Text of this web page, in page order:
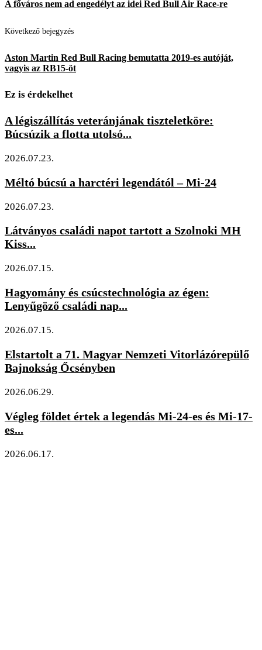
A főváros nem ad engedélyt az idei Red Bull Air Race-re
Következő bejegyzés
Aston Martin Red Bull Racing bemutatta 2019-es autóját,
vagyis az RB15-öt
Ez is érdekelhet
A légiszállítás veteránjának tiszteletköre:
Búcsúzik a flotta utolsó...
2026.07.23.
Méltó búcsú a harctéri legendától – Mi-24
2026.07.23.
Látványos családi napot tartott a Szolnoki MH
Kiss...
2026.07.15.
Hagyomány és csúcstechnológia az égen:
Lenyűgöző családi nap...
2026.07.15.
Elstartolt a 71. Magyar Nemzeti Vitorlázórepülő
Bajnokság Őcsényben
2026.06.29.
Végleg földet értek a legendás Mi-24-es és Mi-17-
es...
2026.06.17.